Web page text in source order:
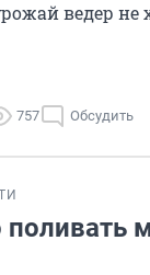
ведер не
757 Обсудить